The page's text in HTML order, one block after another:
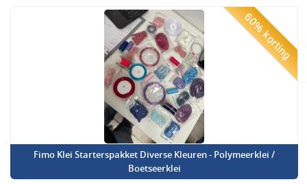
60% korting
Fimo Klei Starterspakket Diverse Kleuren - Polymeerklei /
Boetseerklei